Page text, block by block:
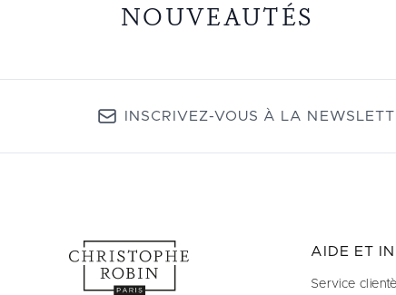
NOUVEAUTÉS
INSCRIVEZ-VOUS À LA
AIDE ET
Service